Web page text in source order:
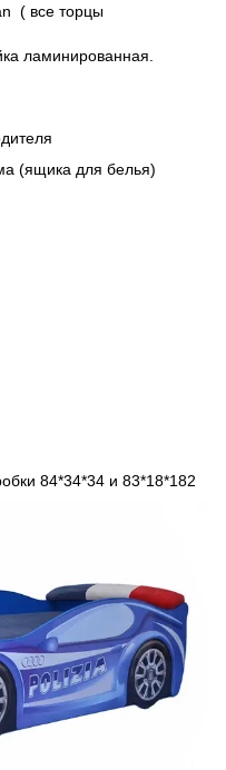
( все торцы
ламинированная.
(ящика для белья)
84*34*34 и 83*18*182